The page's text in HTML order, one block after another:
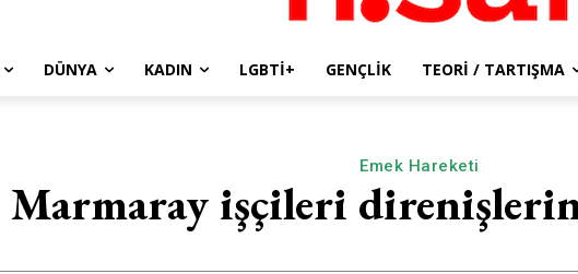
DÜNYA KADIN LGBTİ+ GENÇLIK TEORI / TARTIŞMA
Emek Hareketi
Marmaray işçileri